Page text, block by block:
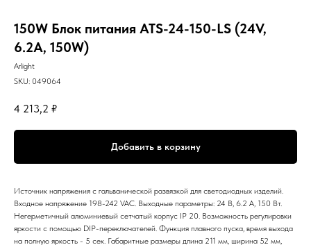
150W Блок питания ATS-24-150-LS (24V,
6.2A, 150W)
Arlight
SKU: 049064
4 213,2 ₽
Добавить в корзину
Источник напряжения с гальванической развязкой для светодиодных изделий.
Входное напряжение 198-242 VAC. Выходные параметры: 24 В, 6.2 А, 150 Вт.
Негерметичный алюминиевый сетчатый корпус IP 20. Возможность регулировки
яркости с помощью DIP-переключателей. Функция плавного пуска, время выхода
на полную яркость - 5 сек. Габаритные размеры длина 211 мм, ширина 52 мм,